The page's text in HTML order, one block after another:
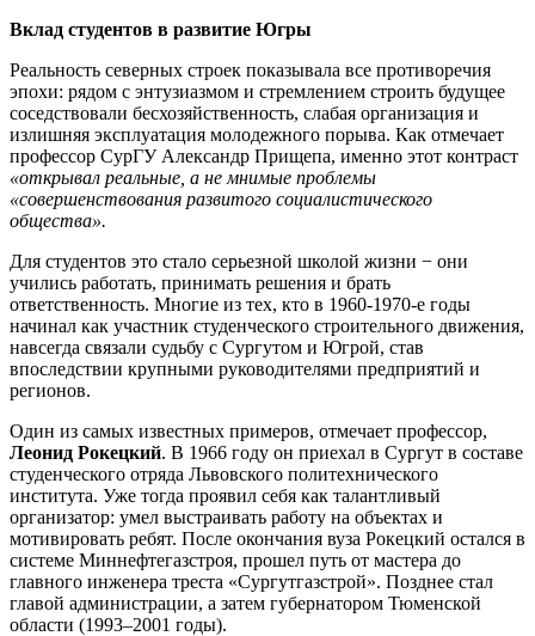
Вклад студентов в развитие Югры
Реальность северных строек показывала все противоречия
эпохи: рядом с энтузиазмом и стремлением строить будущее
соседствовали бесхозяйственность, слабая организация и
излишняя эксплуатация молодежного порыва. Как отмечает
профессор СурГУ Александр Прищепа, именно этот контраст
«открывал реальные, а не мнимые проблемы
«совершенствования развитого социалистического
общества».
Для студентов это стало серьезной школой жизни − они
учились работать, принимать решения и брать
ответственность. Многие из тех, кто в 1960-1970-е годы
начинал как участник студенческого строительного движения,
навсегда связали судьбу с Сургутом и Югрой, став
впоследствии крупными руководителями предприятий и
регионов.
Один из самых известных примеров, отмечает профессор,
Леонид Рокецкий. В 1966 году он приехал в Сургут в составе
студенческого отряда Львовского политехнического
института. Уже тогда проявил себя как талантливый
организатор: умел выстраивать работу на объектах и
мотивировать ребят. После окончания вуза Рокецкий остался в
системе Миннефтегазстроя, прошел путь от мастера до
главного инженера треста «Сургутгазстрой». Позднее стал
главой администрации, а затем губернатором Тюменской
области (1993–2001 годы).